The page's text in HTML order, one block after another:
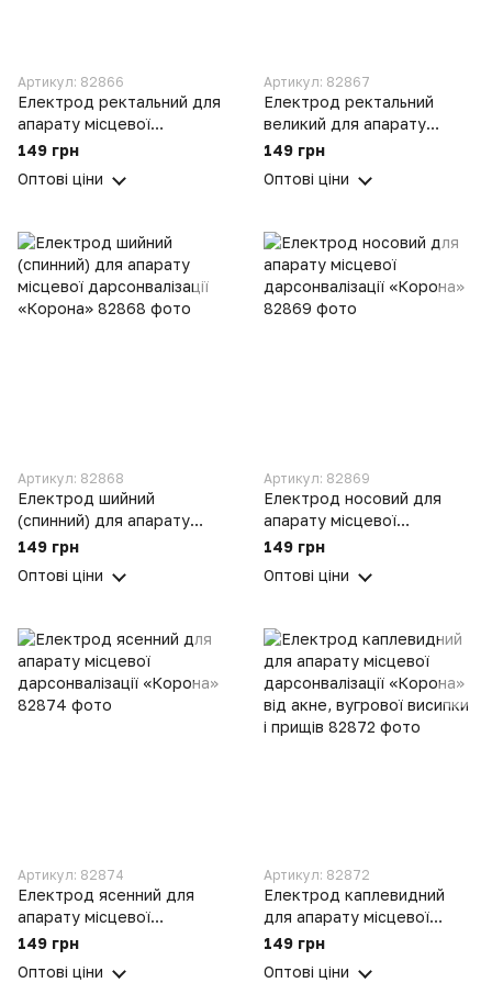
Артикул: 82866
Електрод ректальний для
апарату місцевої
дарсонвалізації «Корона»
149 грн
Оптові ціни
Артикул: 82867
Електрод ректальний
великий для апарату
місцевої дарсонвалізації
149 грн
Оптові ціни
Артикул: 82868
Електрод шийний
(спинний) для апарату
місцевої дарсонвалізації
149 грн
Оптові ціни
Артикул: 82869
Електрод носовий для
апарату місцевої
дарсонвалізації «Корона»
149 грн
Оптові ціни
Артикул: 82874
Електрод ясенний для
апарату місцевої
дарсонвалізації «Корона»
149 грн
Оптові ціни
Артикул: 82872
Електрод каплевидний
для апарату місцевої
дарсонвалізації «Корона»
і прищів
149 грн
Оптові ціни